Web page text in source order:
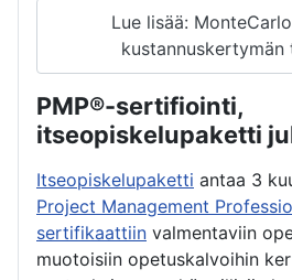
Lue lisää:
kustannuskertymän
PMP®-sertifiointi,
itseopiskelupaketti
Itseopiskelupaketti antaa 3
Project Management
sertifikaattiin valmentaviin
muotoisiin opetuskalvoihin